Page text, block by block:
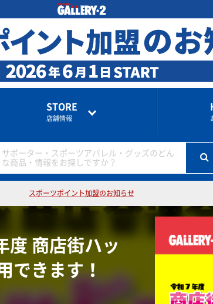
STORE
店舗情報
サポーター・スポーツアパレル・グッズのどん
な商品・情報をお探しですか？
スポーツポイント加盟のお知らせ
度 商店街ハッ
できます！